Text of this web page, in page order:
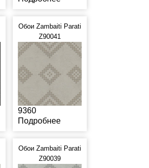
Обои Zambaiti Parati
Z90041
9360
Подробнее
Обои Zambaiti Parati
Z90039